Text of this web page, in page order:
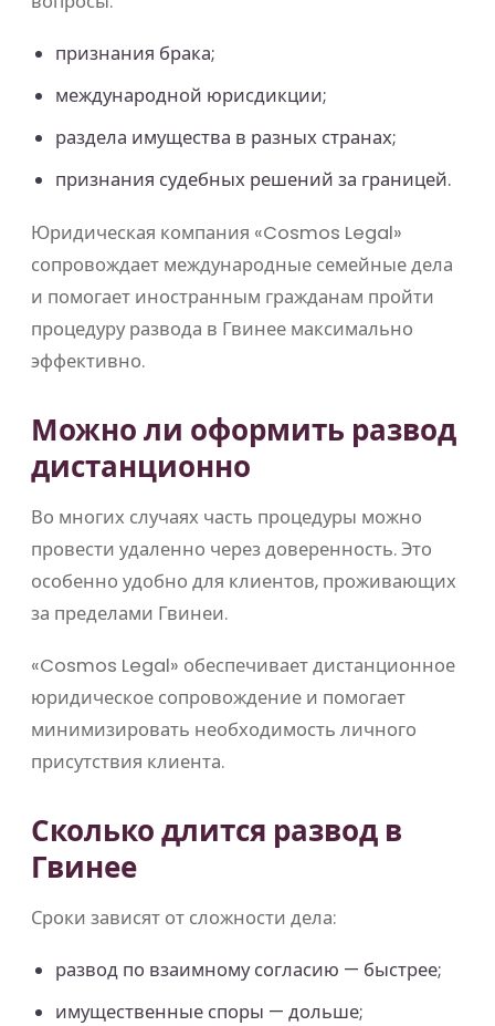
признания брака;
международной юрисдикции;
раздела имущества в разных странах;
признания судебных решений за границей.
Юридическая компания «Cosmos Legal»
сопровождает международные семейные дела
и помогает иностранным гражданам пройти
процедуру развода в Гвинее максимально
эффективно.
Можно ли оформить развод
дистанционно
Во многих случаях часть процедуры можно
провести удаленно через доверенность. Это
особенно удобно для клиентов, проживающих
за пределами Гвинеи.
«Cosmos Legal» обеспечивает дистанционное
юридическое сопровождение и помогает
минимизировать необходимость личного
присутствия клиента.
Сколько длится развод в
Гвинее
Сроки зависят от сложности дела:
развод по взаимному согласию — быстрее;
имущественные споры — дольше;